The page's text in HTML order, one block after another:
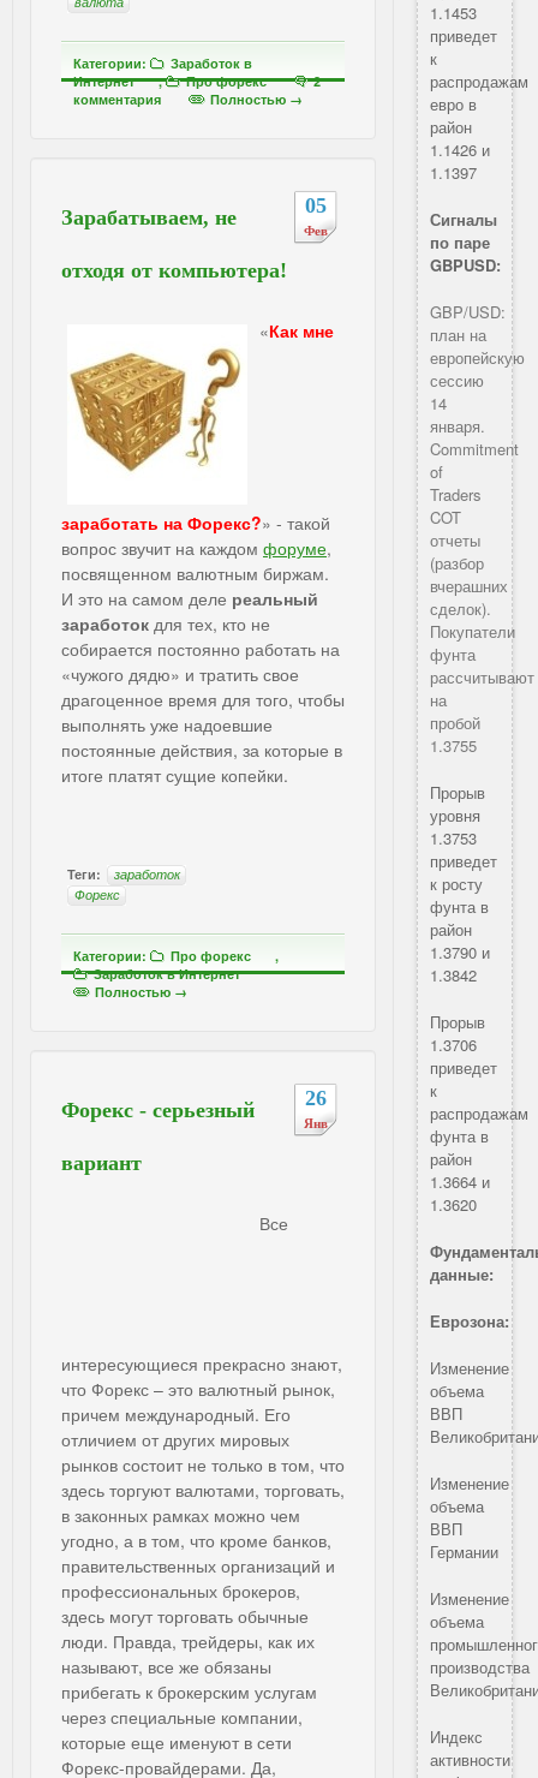
Категории:
Заработок в
Интернет
, Про форекс
2
комментария
Полностью →
05
Фев
Зарабатываем, не
отходя от компьютера!
«Как мне
заработать на Форекс?» - такой
вопрос звучит на каждом форуме,
посвященном валютным биржам.
И это на самом деле реальный
заработок для тех, кто не
собирается постоянно работать на
«чужого дядю» и тратить свое
драгоценное время для того, чтобы
выполнять уже надоевшие
постоянные действия, за которые в
итоге платят сущие копейки.
Теги:
заработок
Форекс
Категории: Про форекс
,
Заработок в Интернет
Полностью →
26
Янв
Форекс - серьезный
вариант
Все
интересующиеся прекрасно знают,
что Форекс – это валютный рынок,
причем международный. Его
отличием от других мировых
рынков состоит не только в том, что
здесь торгуют валютами, торговать,
в законных рамках можно чем
угодно, а в том, что кроме банков,
правительственных организаций и
профессиональных брокеров,
здесь могут торговать обычные
люди. Правда, трейдеры, как их
называют, все же обязаны
прибегать к брокерским услугам
через специальные компании,
которые еще именуют в сети
Форекс-провайдерами. Да,
1.1453
приведет
к
распродажам
евро в
район
1.1426 и
1.1397
Сигналы
по паре
GBPUSD:
GBP/USD:
план на
европейскую
сессию
14
января.
Commitment
of
Traders
COT
отчеты
(разбор
вчерашних
сделок).
Покупатели
фунта
рассчитывают
на
пробой
1.3755
Прорыв
уровня
1.3753
приведет
к росту
фунта в
район
1.3790 и
1.3842
Прорыв
1.3706
приведет
к
распродажам
фунта в
район
1.3664 и
1.3620
данные:
Еврозона:
Изменение
объема
ВВП
Изменение
объема
ВВП
Германии
Изменение
объема
производства
Индекс
активности